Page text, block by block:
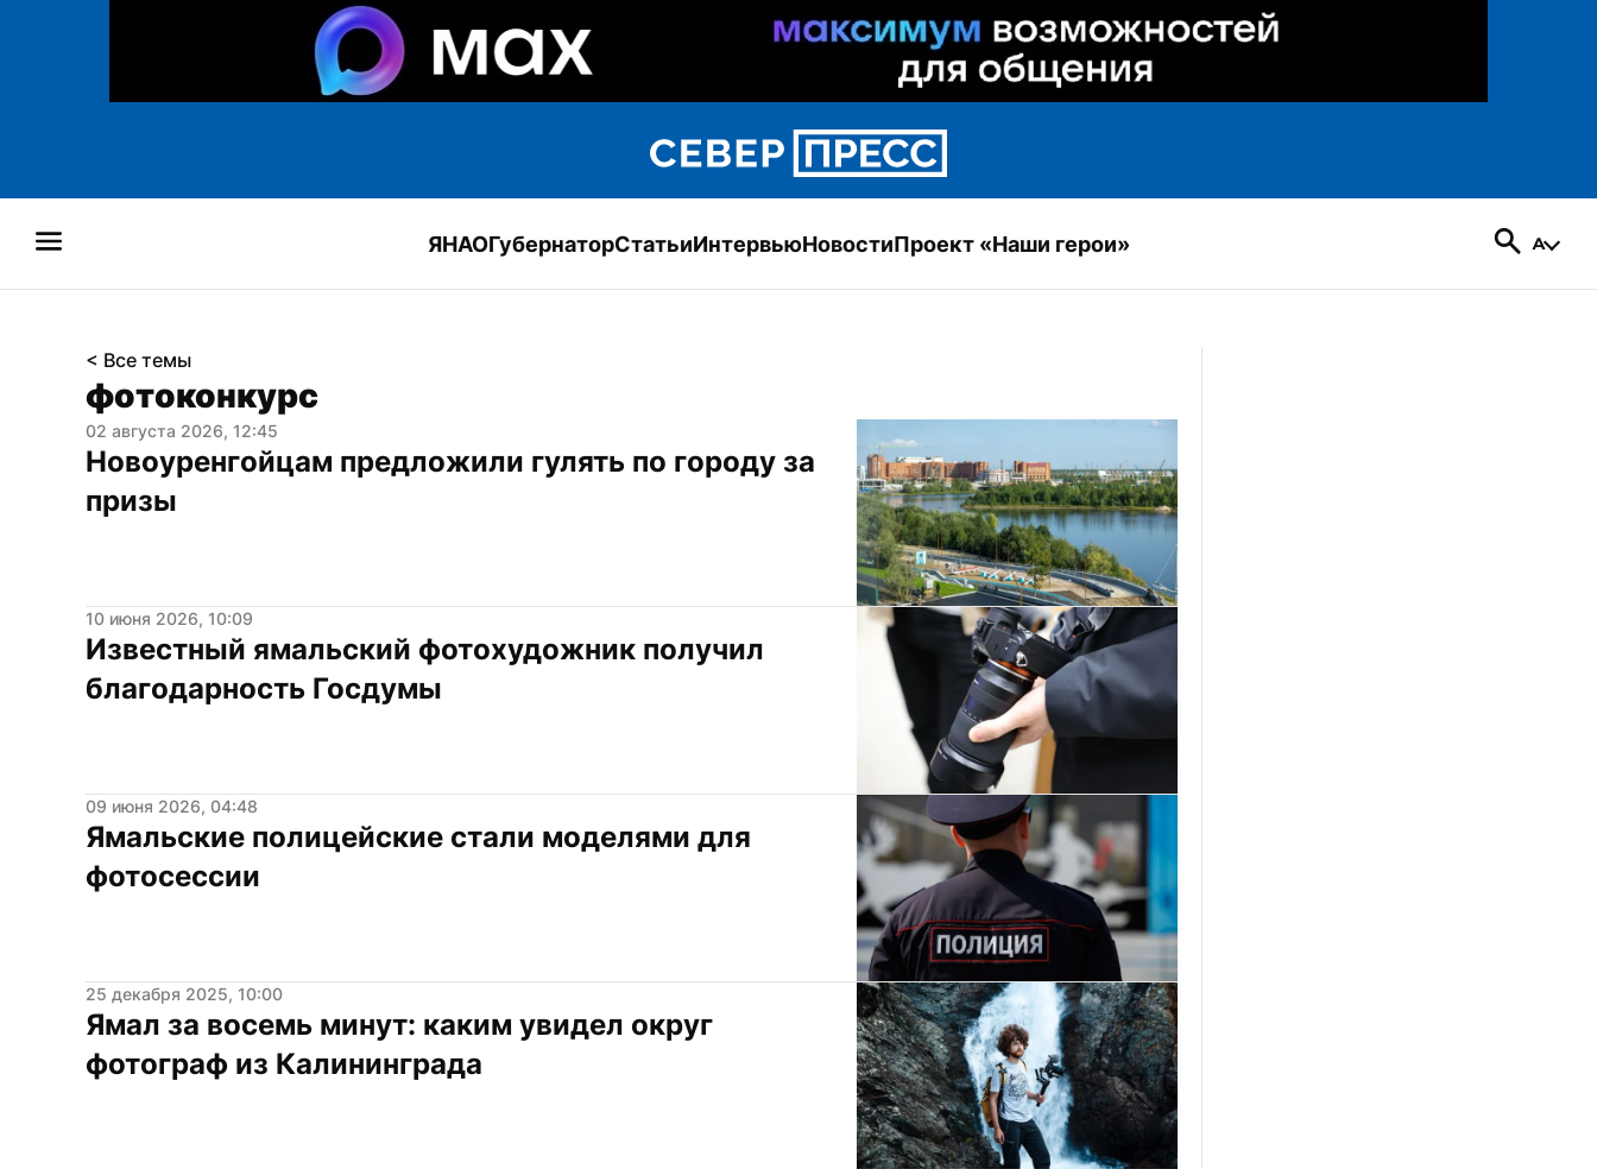
ЯНАОГубернаторСтатьиИнтервьюНовостиПроект «Наши герои»
< Все темы
фотоконкурс
02 августа 2026, 12:45
Новоуренгойцам предложили гулять по городу за
призы
10 июня 2026, 10:09
Известный ямальский фотохудожник получил
благодарность Госдумы
09 июня 2026, 04:48
Ямальские полицейские стали моделями для
фотосессии
25 декабря 2025, 10:00
Ямал за восемь минут: каким увидел округ
фотограф из Калининграда